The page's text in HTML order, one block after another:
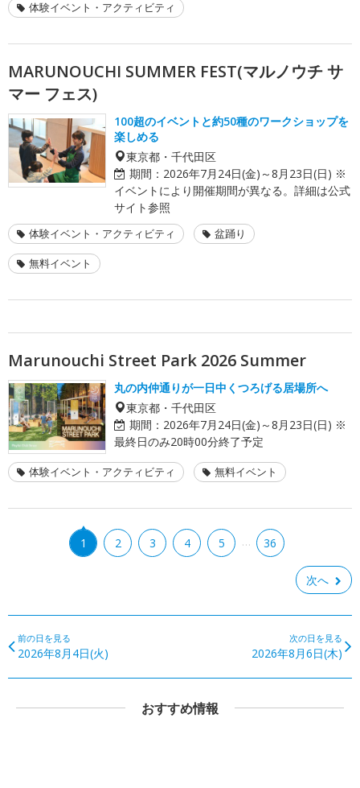
体験イベント・アクティビティ
MARUNOUCHI SUMMER FEST(マルノウチ サ
マー フェス)
100超のイベントと約50種のワークショップを
楽しめる
東京都・千代田区
期間： 2026年7月24日(金)～8月23日(日) ※
イベントにより開催期間が異なる。詳細は公式
サイト参照
体験イベント・アクティビティ 盆踊り
無料イベント
Marunouchi Street Park 2026 Summer
丸の内仲通りが一日中くつろげる居場所へ
東京都・千代田区
期間： 2026年7月24日(金)～8月23日(日) ※
最終日のみ20時00分終了予定
体験イベント・アクティビティ 無料イベント
1 2 3 4 5 … 36
次へ
前の日を見る
2026年8月4日(火)
次の日を見る
2026年8月6日(木)
おすすめ情報